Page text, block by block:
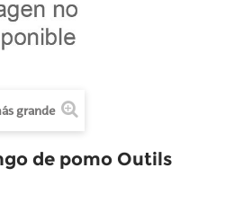
grande
de pomo Outils